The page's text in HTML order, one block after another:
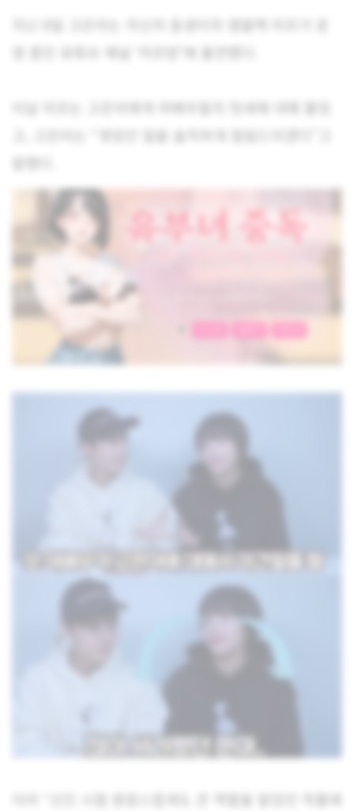
고, 고은아는 “겪었던 일을 솔직하게 말씀드리겠다”고
이어 “신인 시절 영광스럽게도 큰 역할을 맡았던 작품에